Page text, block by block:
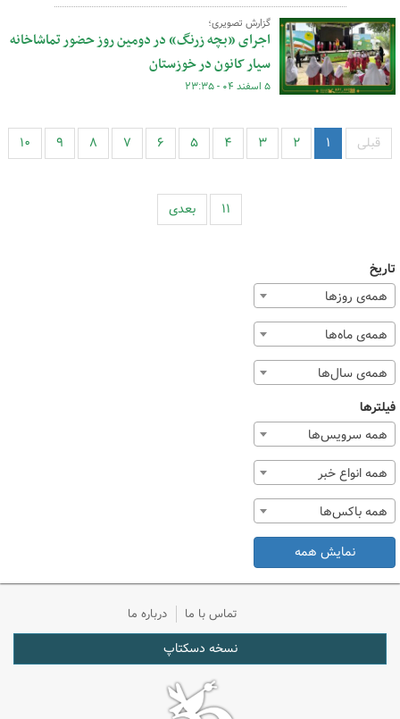
گزارش تصویری؛
اجرای «بچه زرنگ» در دومین روز حضور تماشاخانه
سیار کانون در خوزستان
۵ اسفند ۰۴ - ۲۳:۳۵
قبلی ۱ ۲ ۳ ۴ ۵ ۶ ۷ ۸ ۹ ۱۰
۱۱ بعدی
تاریخ
همه‌ی روزها
همه‌ی ماه‌ها
همه‌ی سال‌ها
فیلترها
همه سرویس‌ها
همه انواع خبر
همه باکس‌ها
نمایش همه
تماس با ما درباره ما
نسخه دسکتاپ